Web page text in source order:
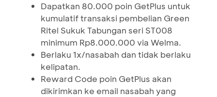
Dapatkan 80.000 poin GetPlus untuk
kumulatif transaksi pembelian Green
Ritel Sukuk Tabungan seri ST008
minimum Rp8.000.000 via Welma.
Berlaku 1x/nasabah dan tidak berlaku
kelipatan.
Reward Code poin GetPlus akan
dikirimkan ke email nasabah yang